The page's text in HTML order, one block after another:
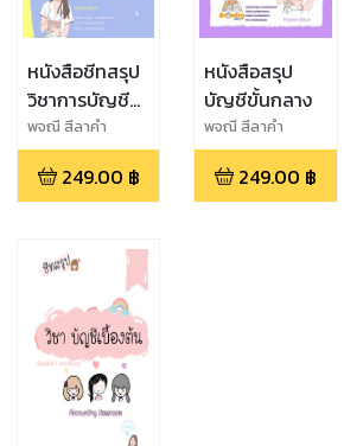
หนังสือชีทสรุป
วิชาการบัญชี
ต้นทุน
พจณี สีลาคำ
249.00 ฿
หนังสือสรุป
บัญชีขั้นกลาง
พจณี สีลาคำ
249.00 ฿